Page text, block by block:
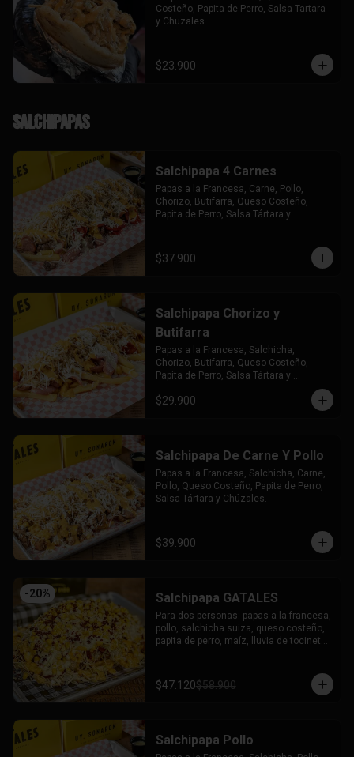
Costeño, Papita de Perro, Salsa Tartara
y Chuzales.
$23.900
Salchipapas
Salchipapa 4 Carnes
Papas a la Francesa, Carne, Pollo,
Chorizo, Butifarra, Queso Costeño,
Papita de Perro, Salsa Tártara y
$37.900
Salchipapa Chorizo y
Butifarra
Papas a la Francesa, Salchicha,
Chorizo, Butifarra, Queso Costeño,
Papita de Perro, Salsa Tártara y
$29.900
Salchipapa De Carne Y Pollo
Papas a la Francesa, Salchicha, Carne,
Pollo, Queso Costeño, Papita de Perro,
Salsa Tártara y Chúzales.
$39.900
-20% Salchipapa GATALES
Para dos personas: papas a la francesa,
pollo, salchicha suiza, queso costeño,
papita de perro, maíz, lluvia de tocineta,
$47.120$58.900
Salchipapa Pollo